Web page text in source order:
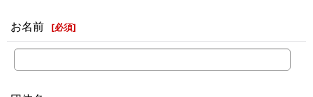
お名前 [必須]